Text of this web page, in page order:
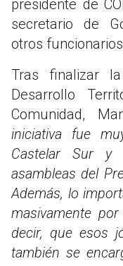
presidente de
secretario de
otros
Tras finalizar
Desarrollo
Comunidad,
iniciativa fue
Castelar Sur y
asambleas del
Además, lo
masivamente
decir, que esos
también se